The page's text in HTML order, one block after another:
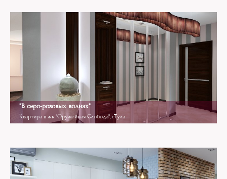
Дизайн прихожей
"В серо-розовых волнах"
Квартира в жк "Оружейная Слобода", г.Тула
Loft